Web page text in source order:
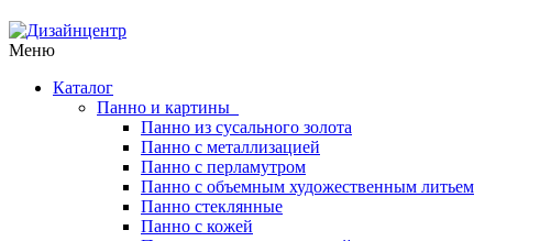
Меню
Каталог
Панно и картины
Панно из сусального золота
Панно с металлизацией
Панно с перламутром
Панно с объемным художественным литьем
Панно стеклянные
Панно с кожей